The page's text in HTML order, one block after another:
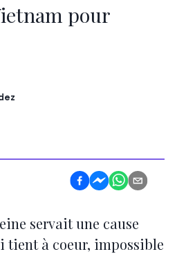
pour
servait une cause
à coeur, impossible